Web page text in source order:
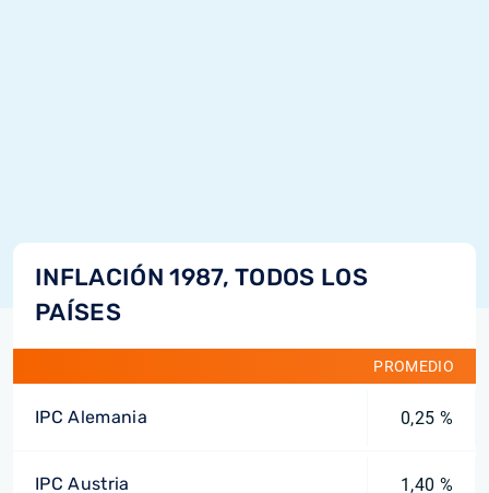
INFLACIÓN 1987, TODOS LOS
PAÍSES
PROMEDIO
IPC Alemania 0,25 %
IPC Austria 1,40 %